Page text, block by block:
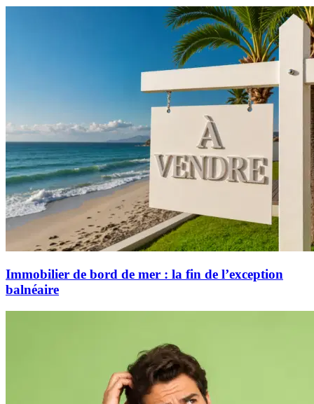
Immobilier de bord de mer : la fin de l’exception
balnéaire